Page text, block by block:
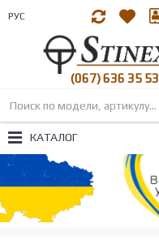
РУС
(067) 636 35 53
КАТАЛОГ